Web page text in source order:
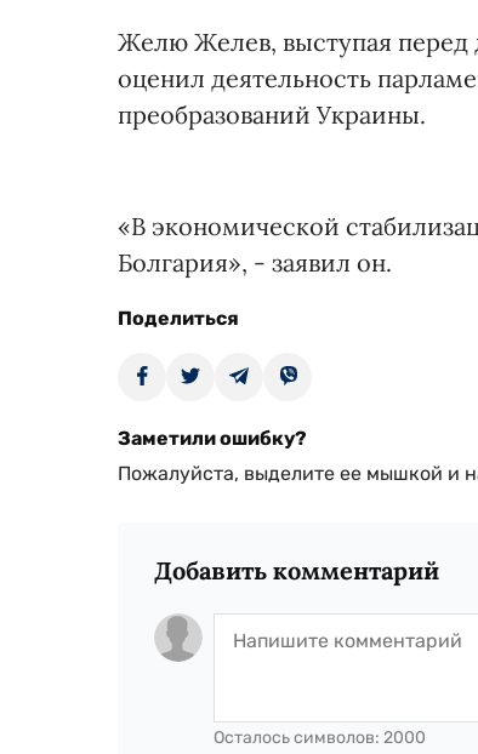
Желю Желев, выступая перед
оценил деятельность
преобразований Украины.
«В экономической
Болгария», - заявил он.
Поделиться
Заметили ошибку?
Пожалуйста, выделите ее мышкой и
Добавить комментарий
Осталось символов: 2000